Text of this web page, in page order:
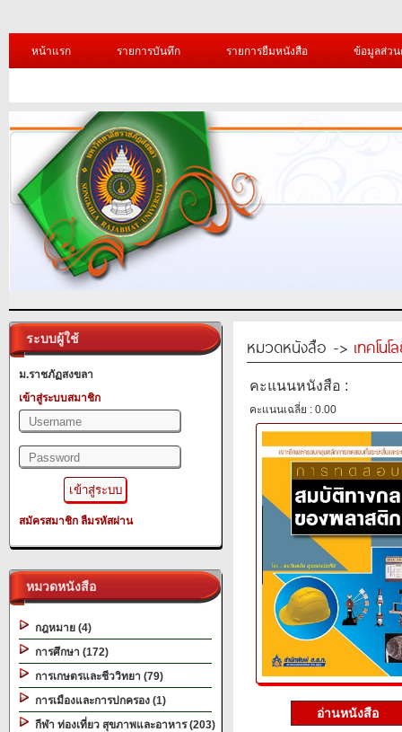
หน้าแรก รายการบันทึก รายการยืมหนังสือ ข้อมูลส่ว
ระบบผู้ใช้
ม.ราชภัฏสงขลา
เข้าสู่ระบบสมาชิก
สมัครสมาชิก ลืมรหัสผ่าน
หมวดหนังสือ
กฎหมาย (4)
การศึกษา (172)
การเกษตรและชีววิทยา (79)
การเมืองและการปกครอง (1)
กีฬา ท่องเที่ยว สุขภาพและอาหาร (203)
หมวดหนังสือ -> เทคโน
คะแนนหนังสือ :
คะแนนเฉลี่ย : 0.00
อ่านหนังสือ